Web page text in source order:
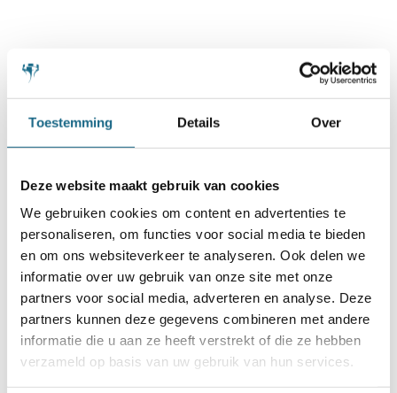
Toestemming Details Over
Deze website maakt gebruik van cookies
We gebruiken cookies om content en advertenties te
personaliseren, om functies voor social media te bieden
en om ons websiteverkeer te analyseren. Ook delen we
informatie over uw gebruik van onze site met onze
partners voor social media, adverteren en analyse. Deze
partners kunnen deze gegevens combineren met andere
informatie die u aan ze heeft verstrekt of die ze hebben
verzameld op basis van uw gebruik van hun services.
Schaken.nl wordt mede mogelijk gemaakt
door: